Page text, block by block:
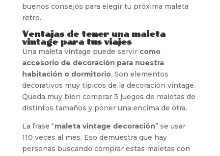
buenos consejos para elegir tu próxima maleta
retro.
Ventajas de tener una maleta
vintage para tus viajes
Una maleta vintage puede servir como
accesorio de decoración para nuestra
habitación o dormitorio. Son elementos
decorativos muy típicos de la decoración vintage.
Queda muy bien comprar 3 juegos de maletas de
distintos tamaños y poner una encima de otra.
La frase “maleta vintage decoración” se usar
110 veces al mes. Eso demuestra que hay
personas buscando comprar estas maletas con